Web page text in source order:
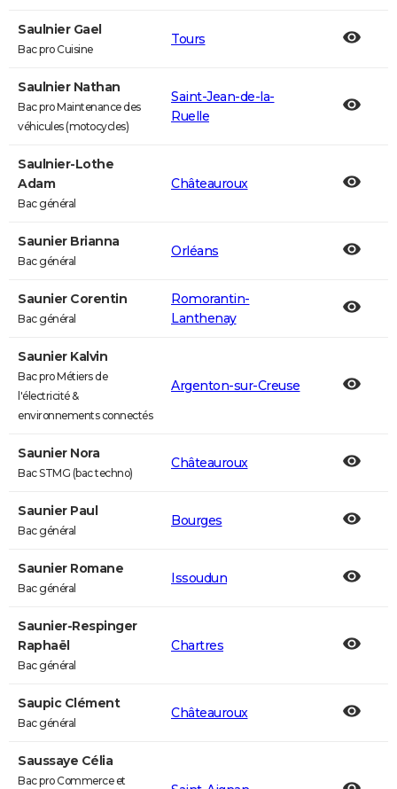
Saulnier Gael
Bac pro Cuisine
Tours
Saulnier Nathan
Bac pro Maintenance des
véhicules (motocycles)
Saint-Jean-de-la-
Ruelle
Saulnier-Lothe
Adam
Bac général
Châteauroux
Saunier Brianna
Bac général
Orléans
Saunier Corentin
Bac général
Romorantin-
Lanthenay
Saunier Kalvin
Bac pro Métiers de
l'électricité &
environnements connectés
Argenton-sur-Creuse
Saunier Nora
Bac STMG (bac techno)
Châteauroux
Saunier Paul
Bac général
Bourges
Saunier Romane
Bac général
Issoudun
Saunier-Respinger
Raphaël
Bac général
Chartres
Saupic Clément
Bac général
Châteauroux
Saussaye Célia
Bac pro Commerce et